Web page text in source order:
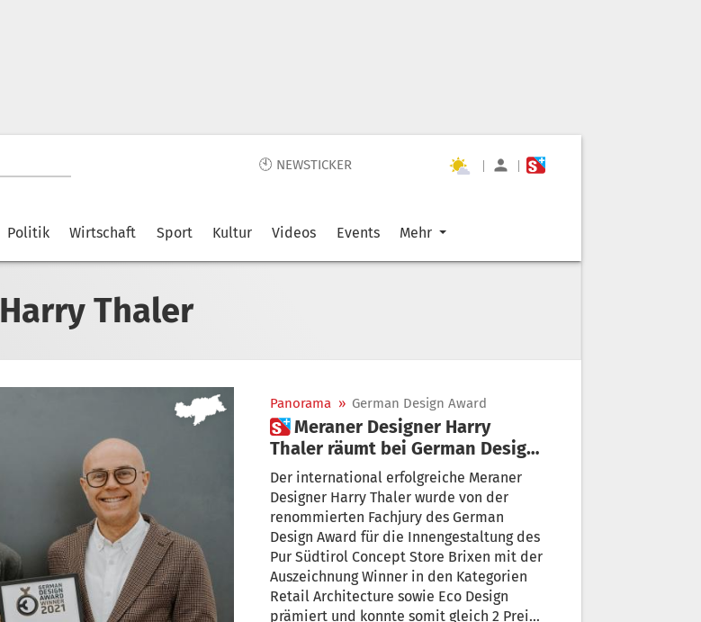
🕙 NEWSTICKER | |
Politik Wirtschaft Sport Kultur Videos Events Mehr
Harry Thaler
Panorama » German Design Award
 Meraner Designer Harry
Thaler räumt bei German Design
Award 2021 ab
Der international erfolgreiche Meraner
Designer Harry Thaler wurde von der
renommierten Fachjury des German
Design Award für die Innengestaltung des
Pur Südtirol Concept Store Brixen mit der
Auszeichnung Winner in den Kategorien
Retail Architecture sowie Eco Design
prämiert und konnte somit gleich 2 Preise